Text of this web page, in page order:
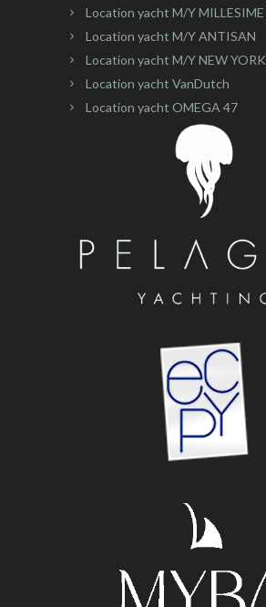
Location yacht M/Y MILLESIME
Location yacht M/Y ANTISAN
Location yacht M/Y NEW YORK
Location yacht VanDutch
Location yacht OMEGA 47